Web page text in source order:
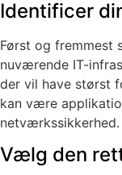
Identificer
Først og fremmest
nuværende IT-
der vil have størst
kan være
netværkssikkerhed.
Vælg den